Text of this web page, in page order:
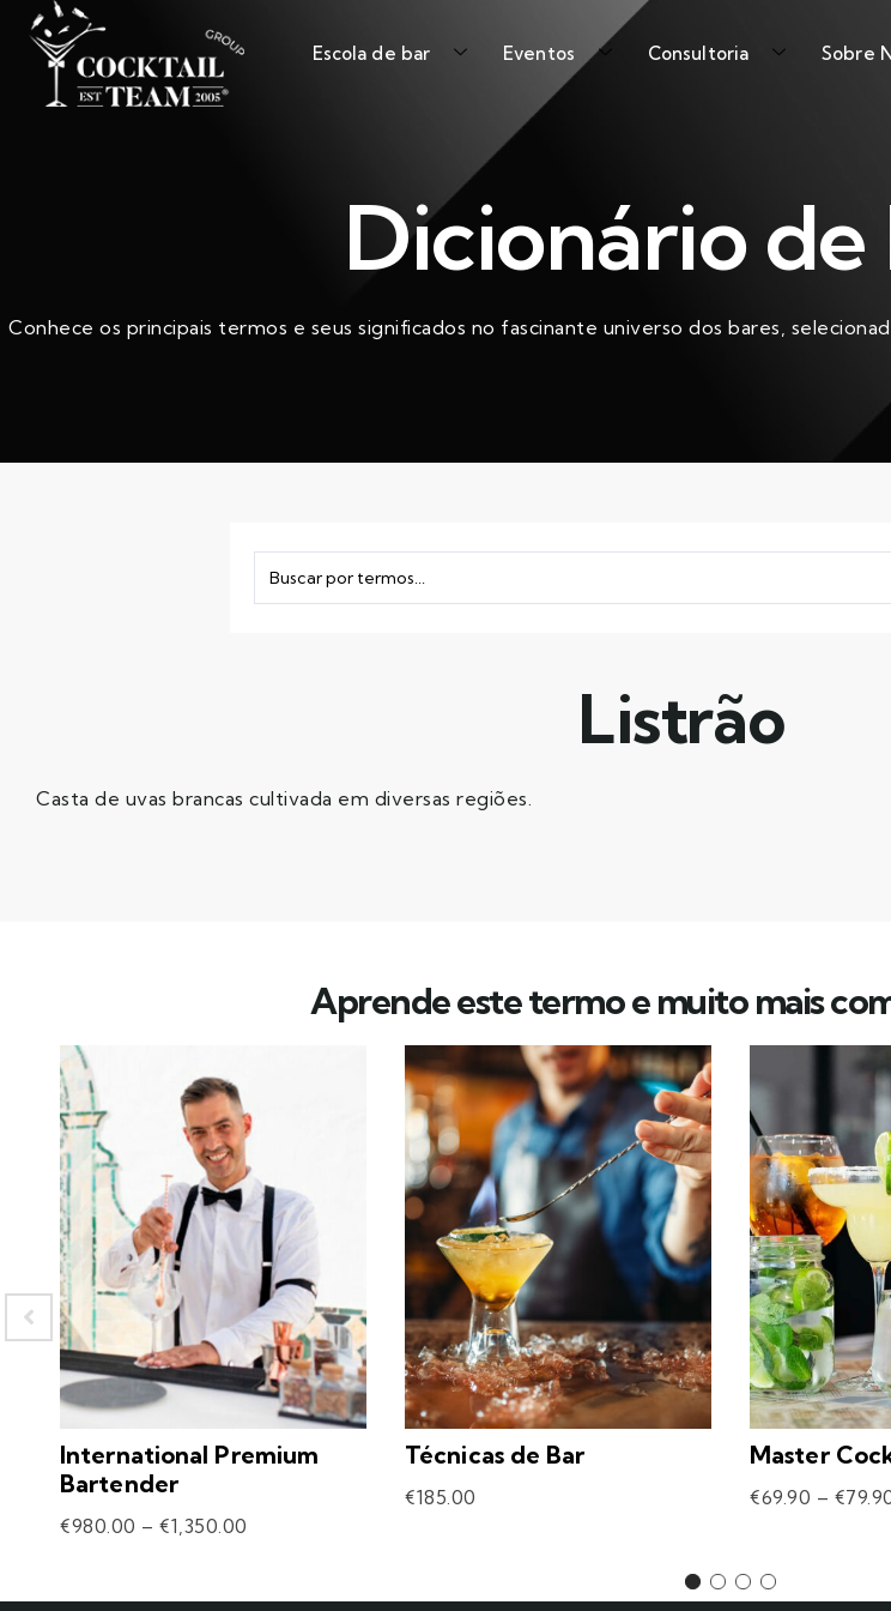
Escola de bar Eventos Consultoria Sobre
Dicionário de
Conhece os principais termos e seus significados no fascinante universo dos bares,
Listrão
Casta de uvas brancas cultivada em diversas regiões.
Aprende este termo e muito mais
International Premium
Bartender
€980.00 – €1,350.00
Técnicas de Bar
€185.00
Master
€69.90 – €